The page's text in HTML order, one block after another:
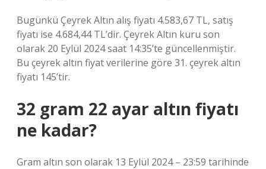
Bugünkü Çeyrek Altın alış fiyatı 4.583,67 TL, satış
fiyatı ise 4.684,44 TL’dir. Çeyrek Altın kuru son
olarak 20 Eylül 2024 saat 14:35’te güncellenmiştir.
Bu çeyrek altın fiyat verilerine göre 31. çeyrek altın
fiyatı 145’tir.
32 gram 22 ayar altın fiyatı
ne kadar?
Gram altın son olarak 13 Eylül 2024 – 23:59 tarihinde